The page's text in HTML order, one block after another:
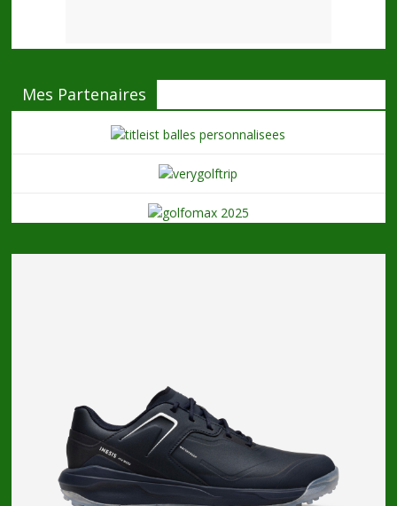
Mes Partenaires